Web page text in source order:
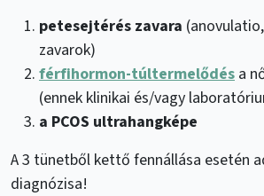
petesejtérés zavara
zavarok)
férfihormon-túltermelődés a
(ennek klinikai és/vagy
a PCOS ultrahangképe
A 3 tünetből kettő fennállása esetén
diagnózisa!